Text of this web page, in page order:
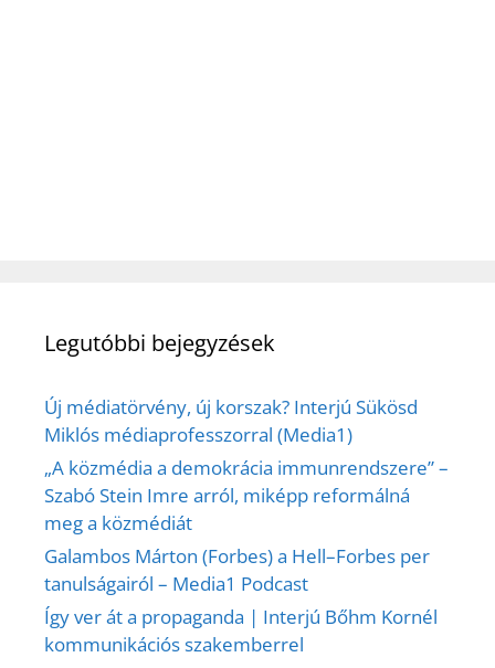
Legutóbbi bejegyzések
Új médiatörvény, új korszak? Interjú Sükösd
Miklós médiaprofesszorral (Media1)
„A közmédia a demokrácia immunrendszere” –
Szabó Stein Imre arról, miképp reformálná
meg a közmédiát
Galambos Márton (Forbes) a Hell–Forbes per
tanulságairól – Media1 Podcast
Így ver át a propaganda | Interjú Bőhm Kornél
kommunikációs szakemberrel